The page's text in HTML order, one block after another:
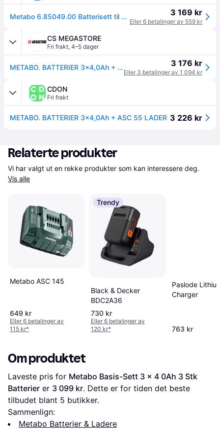
Metabo 6.85049.00 Batterisett til verktøy - 3x18V/4.0 Ah, inkl. lader 3 169 kr
Eller 6 betalinger av 559 kr
CS MEGASTORE
Fri frakt, 4–5 dager
METABO. BATTERIER 3x4,0Ah + ASC 55 LADER 3 176 kr
Eller 3 betalinger av 1 094 kr
CDON
Fri frakt
METABO. BATTERIER 3x4,0Ah + ASC 55 LADER 3 226 kr
Relaterte produkter
Vis alle
Metabo ASC 145
649 kr
Eller 6 betalinger av
115 kr*
Trendy
Black & Decker
BDC2A36
730 kr
Eller 6 betalinger av
120 kr*
Paslode
Charger
763 kr
Om produktet
Laveste pris for Metabo Basis-Sett 3 x 4 0Ah 3 Stk
Batterier er 3 099 kr. Dette er for tiden det beste
tilbudet blant 5 butikker.
Sammenlign:
Metabo Batterier & Ladere